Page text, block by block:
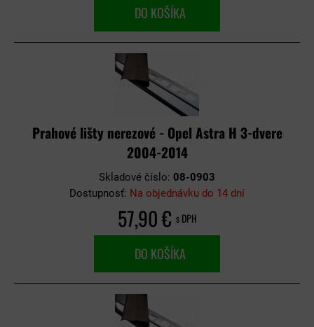
DO KOŠÍKA
Prahové lišty nerezové - Opel Astra H 3-dvere
2004-2014
Skladové číslo: 08-0903
Dostupnosť: Na objednávku do 14 dní
57,90 € s DPH
DO KOŠÍKA